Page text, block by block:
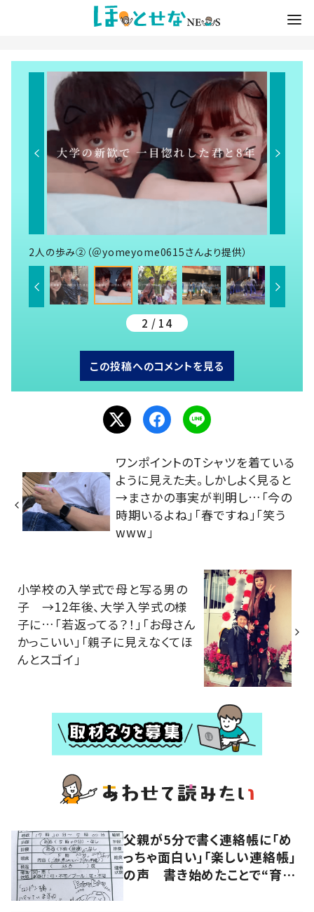
2人の歩み②（＠yomeyome0615さんより提供）
2 / 14
この投稿へのコメントを見る
ワンポイントのTシャツを着ている
ように見えた夫。しかしよく見ると
→まさかの事実が判明し…「今の
時期いるよね」「春ですね」「笑う
www」
小学校の入学式で母と写る男の
子 →12年後、大学入学式の様
子に…「若返ってる？！」「お母さん
かっこいい」「親子に見えなくてほ
んとスゴイ」
父親が5分で書く連絡帳に「め
っちゃ面白い」「楽しい連絡帳」
の声 書き始めたことで“育児